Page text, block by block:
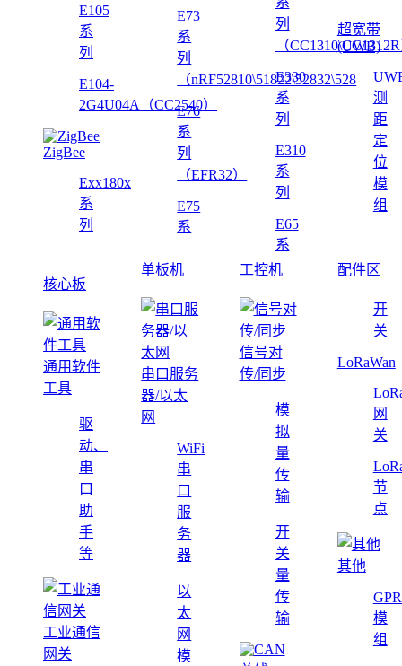
E105
系
列
E104-
2G4U04A（CC2540）
ZigBee
Exx180x
系
列
E73
系
列
（nRF52810\51822\52832\528
E76
系
列
（EFR32）
E75
系
列
（
E330
系
列
E310
系
列
E65
系
超宽带
(UWB)
测
距
定
位
模
组
核心板
单板机 工控机 配件区
通用软件
工具
驱
动、
串
口
助
手
等
工业通信
网关
串口服务
器/以太
网
WiFi
串
口
服
务
器
以
太
网
模
信号对
传/同步
模
拟
量
传
输
开
关
量
传
输
开
关
LoRaWan
网
关
节
点
其他
模
组